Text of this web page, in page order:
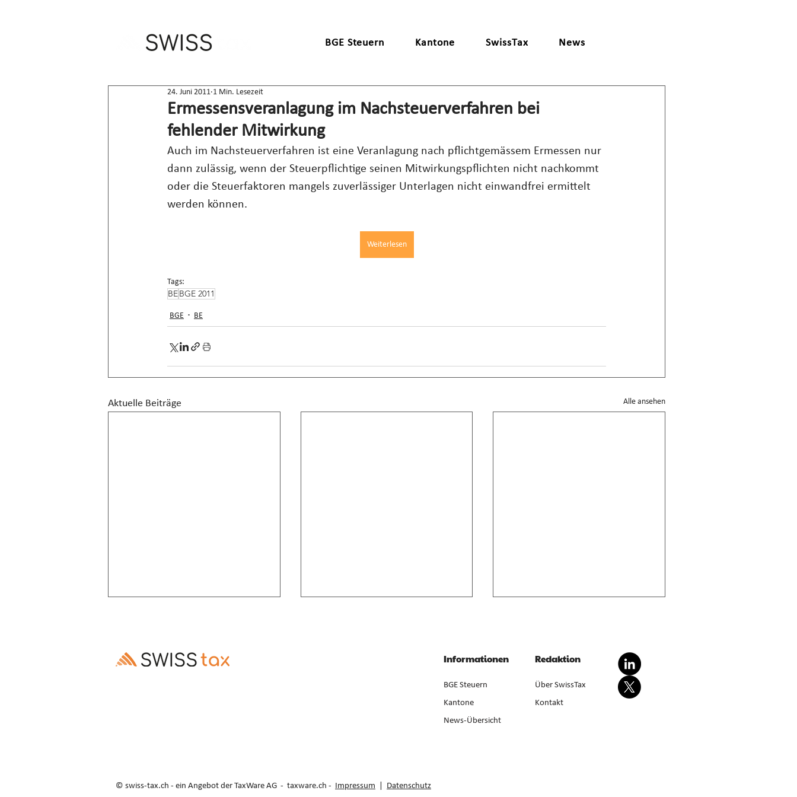
BGE Steuern Kantone SwissTax News
Ermessensveranlagung im Nachsteuerverfahren bei
fehlender Mitwirkung
24. Juni 2011 1 Min. Lesezeit
Auch im Nachsteuerverfahren ist eine Veranlagung nach pflichtgemässem Ermessen nur
dann zulässig, wenn der Steuerpflichtige seinen Mitwirkungspflichten nicht nachkommt
oder die Steuerfaktoren mangels zuverlässiger Unterlagen nicht einwandfrei ermittelt
werden können.
Weiterlesen
Tags:
BEBGE 2011
BGE BE
Aktuelle Beiträge Alle ansehen
Ausschluss des Rentenaufschubs bei
Altersrenten, die Invalidenrenten
Liquidationsgewinn aus
Neubewertung von Anlagevermögen
ist gesondert steuerbar, bei Aufgabe
der Erwerbstätigkeit (E. 5.4.1–5.4.3).
Informationen
BGE Steuern
Kantone
Redaktion
Über SwissTax
Kontakt
News-Übersicht
© swiss-tax.ch - ein Angebot der TaxWare AG - taxware.ch - Impressum Datenschutz